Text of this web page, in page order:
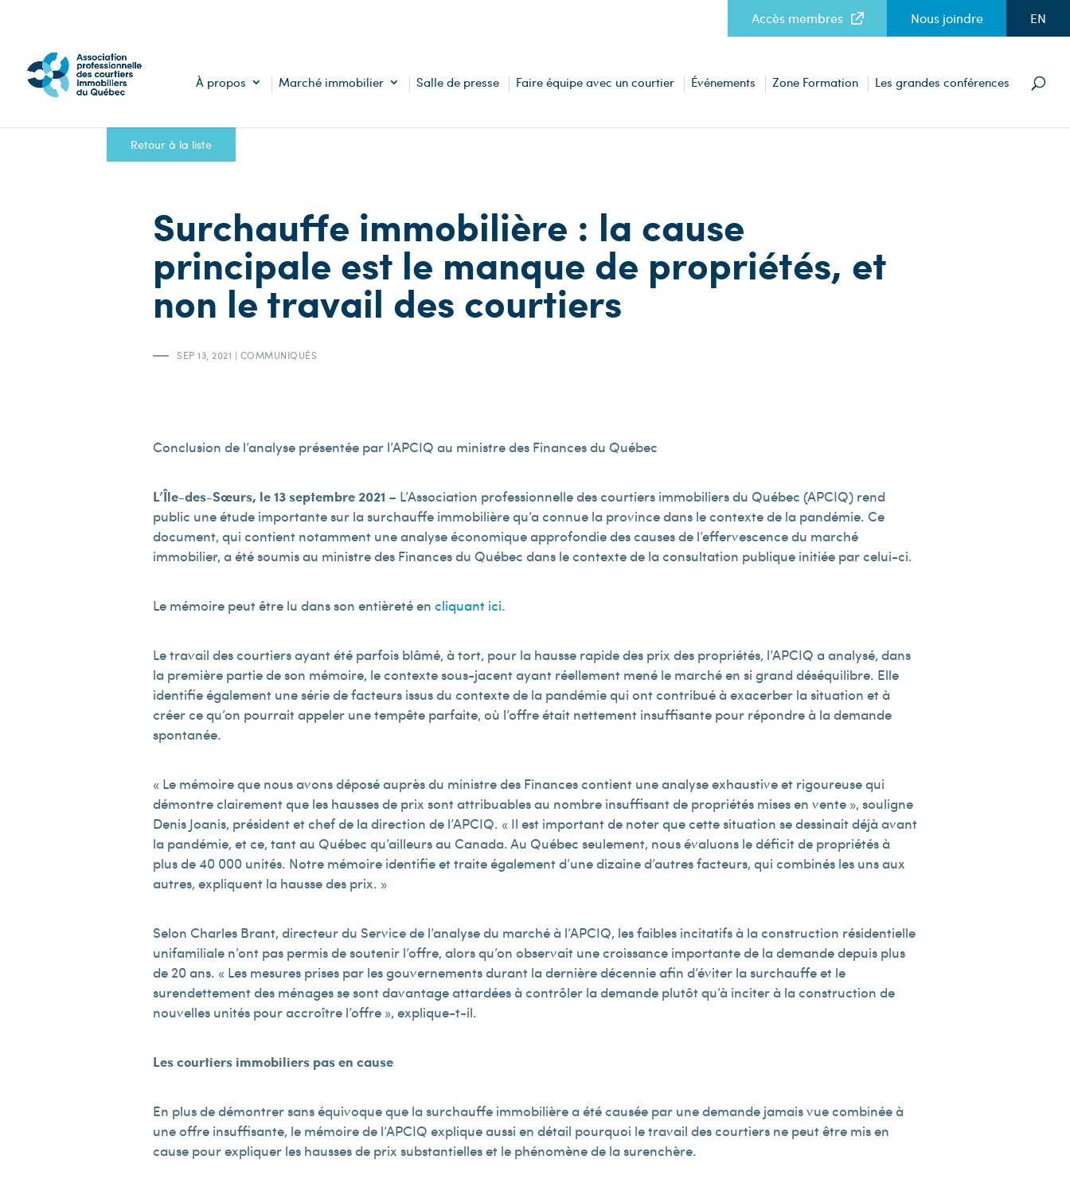
Accès membres Nous joindre EN
À propos Marché immobilier Salle de presse Faire équipe avec un courtier Événements Zone Formation Les grandes conférences
Retour à la liste
Surchauffe immobilière : la cause
principale est le manque de propriétés, et
non le travail des courtiers
SEP 13, 2021 | COMMUNIQUÉS
Conclusion de l’analyse présentée par l’APCIQ au ministre des Finances du Québec
L’Île-des-Sœurs, le 13 septembre 2021 – L’Association professionnelle des courtiers immobiliers du Québec (APCIQ) rend
public une étude importante sur la surchauffe immobilière qu’a connue la province dans le contexte de la pandémie. Ce
document, qui contient notamment une analyse économique approfondie des causes de l’effervescence du marché
immobilier, a été soumis au ministre des Finances du Québec dans le contexte de la consultation publique initiée par celui-ci.
Le mémoire peut être lu dans son entièreté en cliquant ici.
Le travail des courtiers ayant été parfois blâmé, à tort, pour la hausse rapide des prix des propriétés, l’APCIQ a analysé, dans
la première partie de son mémoire, le contexte sous-jacent ayant réellement mené le marché en si grand déséquilibre. Elle
identifie également une série de facteurs issus du contexte de la pandémie qui ont contribué à exacerber la situation et à
créer ce qu’on pourrait appeler une tempête parfaite, où l’offre était nettement insuffisante pour répondre à la demande
spontanée.
« Le mémoire que nous avons déposé auprès du ministre des Finances contient une analyse exhaustive et rigoureuse qui
démontre clairement que les hausses de prix sont attribuables au nombre insuffisant de propriétés mises en vente », souligne
Denis Joanis, président et chef de la direction de l’APCIQ. « Il est important de noter que cette situation se dessinait déjà avant
la pandémie, et ce, tant au Québec qu’ailleurs au Canada. Au Québec seulement, nous évaluons le déficit de propriétés à
plus de 40 000 unités. Notre mémoire identifie et traite également d’une dizaine d’autres facteurs, qui combinés les uns aux
autres, expliquent la hausse des prix. »
Selon Charles Brant, directeur du Service de l’analyse du marché à l’APCIQ, les faibles incitatifs à la construction résidentielle
unifamiliale n’ont pas permis de soutenir l’offre, alors qu’on observait une croissance importante de la demande depuis plus
de 20 ans. « Les mesures prises par les gouvernements durant la dernière décennie afin d’éviter la surchauffe et le
surendettement des ménages se sont davantage attardées à contrôler la demande plutôt qu’à inciter à la construction de
nouvelles unités pour accroître l’offre », explique-t-il.
Les courtiers immobiliers pas en cause
En plus de démontrer sans équivoque que la surchauffe immobilière a été causée par une demande jamais vue combinée à
une offre insuffisante, le mémoire de l’APCIQ explique aussi en détail pourquoi le travail des courtiers ne peut être mis en
cause pour expliquer les hausses de prix substantielles et le phénomène de la surenchère.